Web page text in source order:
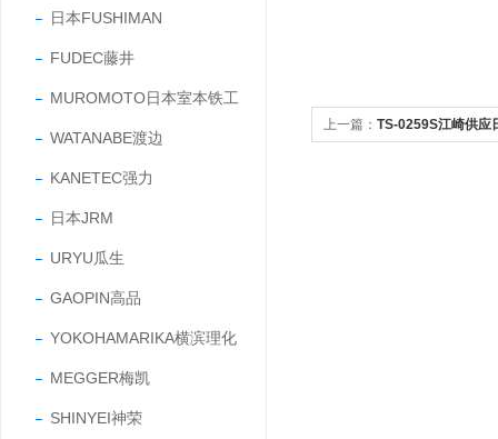
日本FUSHIMAN
FUDEC藤井
MUROMOTO日本室本铁工
WATANABE渡边
KANETEC强力
日本JRM
URYU瓜生
GAOPIN高品
YOKOHAMARIKA横滨理化
MEGGER梅凯
SHINYEI神荣
上一篇： TS-0259S江崎供应